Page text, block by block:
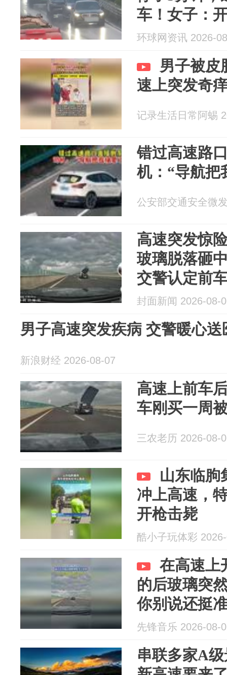
车！女子：
视镜起雾，
警：罚款
环球网资讯 2026-
男子被皮
速上突发奇
记录生活日常阿蜴
错过高速路
机：“导航把
公安部交通安全微
高速突发惊
玻璃脱落砸
交警认定前
定损
封面新闻 2026-08-
男子高速突发疾病 交警暖心送
新浪财经 2026-08-07
高速上前车
车刚买一周
三农老历 2026-08-
山东临朐
冲上高速，
开枪击毙
酷小子玩体彩
在高速上
的后玻璃突
你别说还挺
了这么准
先锋音乐 2026-08-
串联多家A